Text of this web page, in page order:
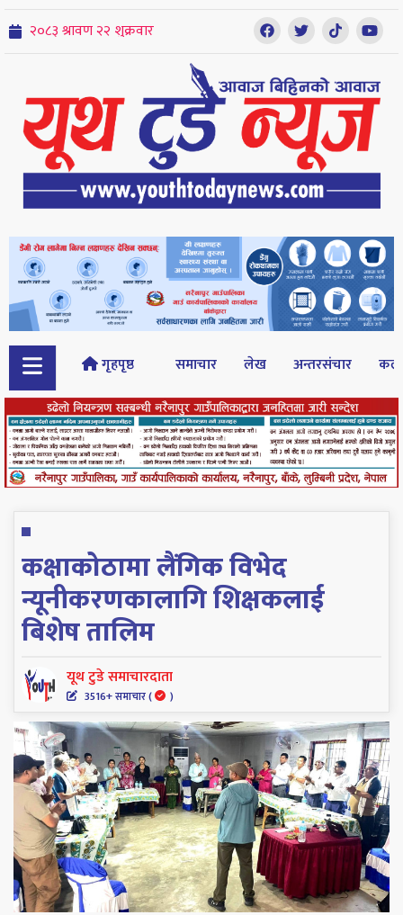
गृहपृष्ठ समाचार लेख अन्तरसंचार
कक्षाकोठामा लैंगिक विभेद
न्यूनीकरणकालागि शिक्षकलाई
बिशेष तालिम
यूथ टुडे समाचारदाता
3516+ समाचार ( )